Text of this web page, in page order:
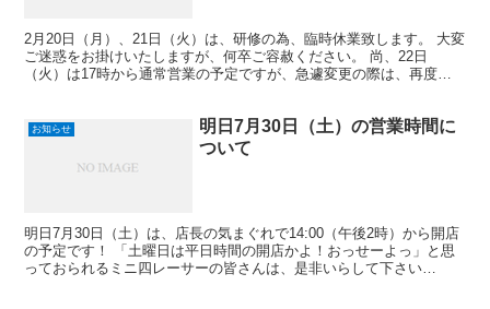
2月20日（月）、21日（火）は、研修の為、臨時休業致します。 大変
ご迷惑をお掛けいたしますが、何卒ご容赦ください。 尚、22日
（火）は17時から通常営業の予定ですが、急遽変更の際は、再度こ
お知らせ
明日7月30日（土）の営業時間に
ついて
明日7月30日（土）は、店長の気まぐれで14:00（午後2時）から開店
の予定です！ 「土曜日は平日時間の開店かよ！おっせーよっ」と思
っておられるミニ四レーサーの皆さんは、是非いらして下さい